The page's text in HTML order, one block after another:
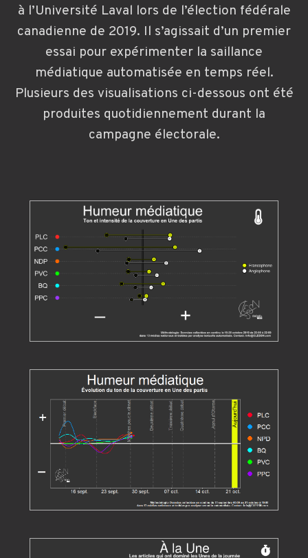
à l’Université Laval lors de l’élection fédérale
canadienne de 2019. Il s’agissait d’un premier
essai pour expérimenter la saillance
médiatique automatisée en temps réel.
Plusieurs des visualisations ci-dessous ont été
produites quotidiennement durant la
campagne électorale.